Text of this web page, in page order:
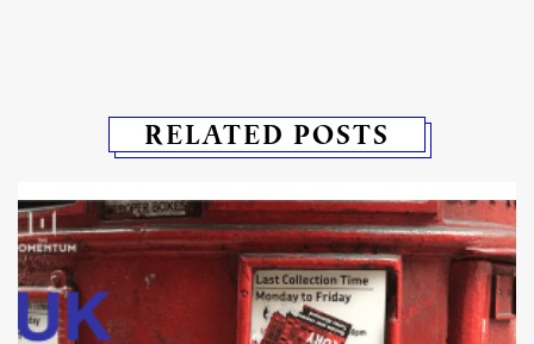
RELATED POSTS